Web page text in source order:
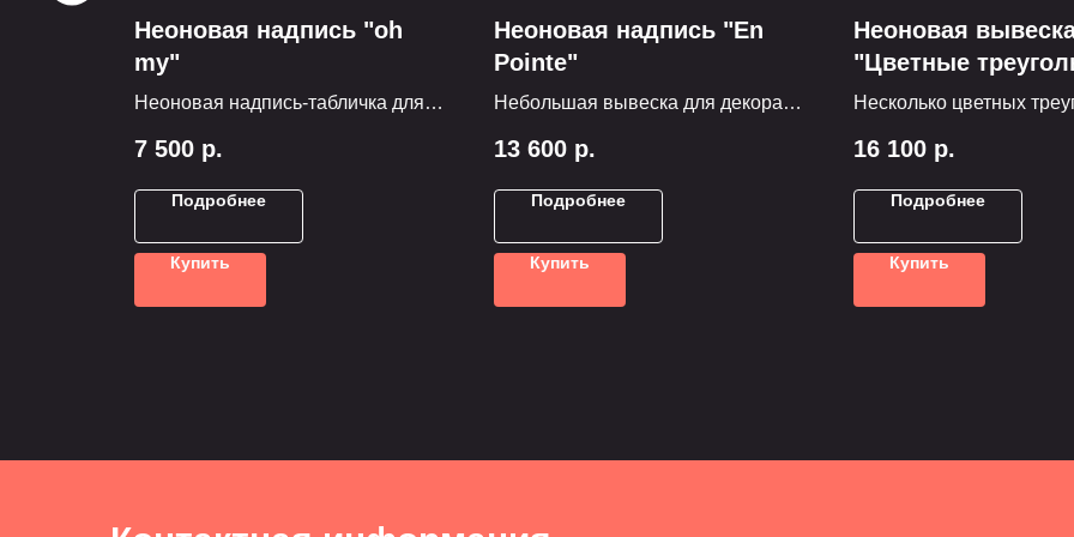
Неоновая надпись "oh
my"
Неоновая надпись-табличка для
стены в баре или клубе.
7 500 р.
Подробнее
Купить
Неоновая надпись "En
Pointe"
Небольшая вывеска для декора
13 600 р.
Подробнее
Купить
Неоновая
"Цветные
Несколько цветных
стену
16 100 р.
Подробнее
Купить